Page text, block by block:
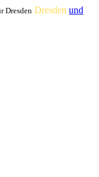
Dresden Dresden und